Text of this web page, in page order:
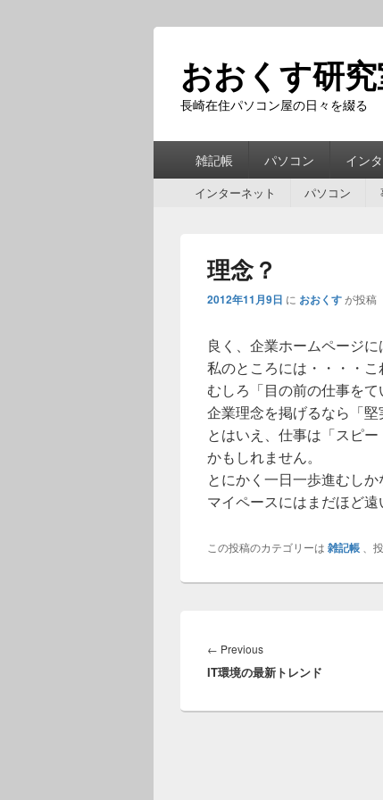
おおくす研
長崎在住パソコン屋の日々を綴る
雑記帳 パソコン イン
インターネット パソコン
理念？
2012年11月9日 に おおくすが投稿
良く、企業ホームページ
私のところには・・・・こ
むしろ「目の前の仕事を
企業理念を掲げるなら「堅
とはいえ、仕事は「スピ
かもしれません。
とにかく一日一歩進むしか
マイペースにはまだほど遠
この投稿のカテゴリーは 雑記帳 、
稿
ナ
ゲ
← PreviousPrevious
post:
IT環境の最新トレンド